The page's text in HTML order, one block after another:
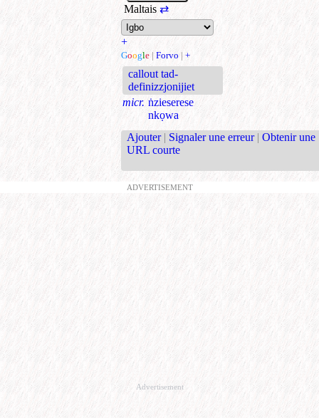
Maltais ⇄
+
Google | Forvo | +
callout tad-
definizzjonijiet
micr. ṅzieserese
nkọwa
Ajouter | Signaler une erreur | Obtenir une
URL courte
ADVERTISEMENT
Advertisement